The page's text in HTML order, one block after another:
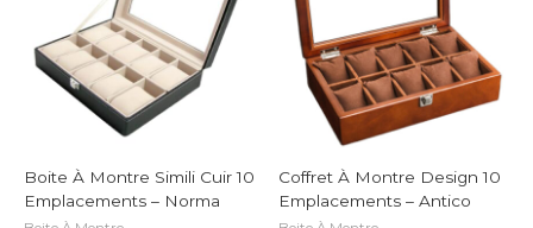
Boite À Montre Simili Cuir 10
Emplacements – Norma
Coffret À Montre Design 10
Emplacements – Antico